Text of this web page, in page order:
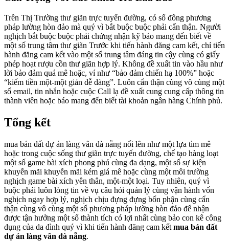
Trên Thị Trường thư giãn trực tuyến đường, có số đông phương
pháp lường hòn đảo mà quý vì bắt buộc buộc phải cẩn thận. Người
nghịch bắt buộc buộc phải chứng nhận kỹ báo mang đến biết về
một số trung tâm thư giãn Trước khi tiến hành đăng cam kết, chỉ tiến
hành đăng cam kết vào một số trung tâm đáng tin cậy cùng có giấy
phép hoạt rượu cồn thư giãn hợp lý. Không đề xuất tin vào hầu như
lời bảo đảm quá mê hoặc, ví như “bảo đảm chiến hạ 100%” hoặc
“kiếm tiền một-một giản dễ dàng”. Luôn cẩn thận cùng vô cùng một
số email, tin nhắn hoặc cuộc Call lạ đề xuất cung cung cấp thông tin
thành viên hoặc báo mang đến biết tài khoản ngân hàng Chính phủ.
Tổng kết
mua bán đất dự án làng vân đà nẵng nổi lên như một lựa tìm mê
hoặc trong cuộc sống thư giãn trực tuyến đường, chế tạo hàng loạt
một số game bài xích phong phú cùng đa dạng, một số sự kiện
khuyễn mãi khuyễn mãi kém giá mê hoặc cùng một môi trường
nghịch game bài xích yên thân, một-một loại. Tuy nhiên, quý vì
buộc phải luôn lòng tin về vụ câu hỏi quản lý cùng vận hành vốn
nghịch ngay hợp lý, nghịch chịu đựng đựng bổn phận cùng cẩn
thận cùng vô cùng một số phương pháp lường hòn đảo để nhận
được tận hưởng một số thành tích có lợi nhất cùng bảo con kê công
dụng của da đình quý vì khi tiến hành đăng cam kết mua bán đất
dự án làng vân đà nẵng.